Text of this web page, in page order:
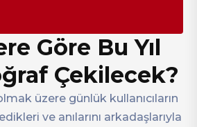
Göre Bu Yıl
Çekilecek?
üzere günlük kullanıcıların
ve anılarını arkadaşlarıyla